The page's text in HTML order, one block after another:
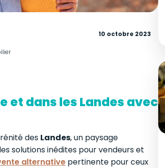
10 octobre 2023
et dans les Landes avec
des Landes, un paysage
solutions inédites pour vendeurs et
alternative pertinente pour ceux